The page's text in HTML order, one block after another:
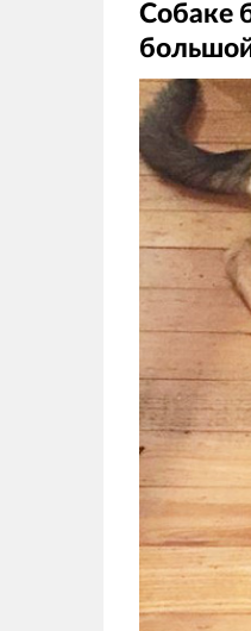
Собаке